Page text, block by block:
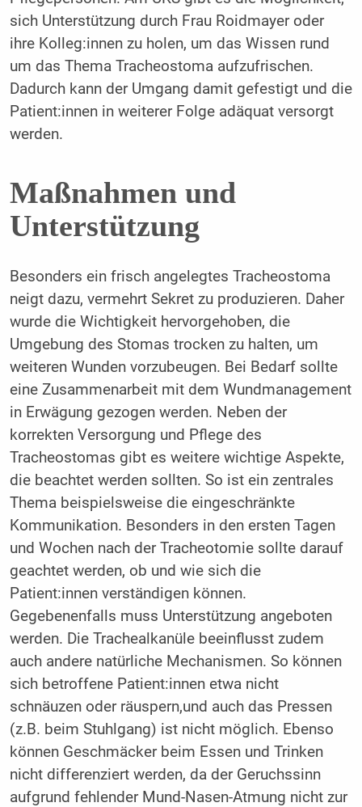
sich Unterstützung durch Frau Roidmayer oder
ihre Kolleg:innen zu holen, um das Wissen rund
um das Thema Tracheostoma aufzufrischen.
Dadurch kann der Umgang damit gefestigt und die
Patient:innen in weiterer Folge adäquat versorgt
werden.
Maßnahmen und
Unterstützung
Besonders ein frisch angelegtes Tracheostoma
neigt dazu, vermehrt Sekret zu produzieren. Daher
wurde die Wichtigkeit hervorgehoben, die
Umgebung des Stomas trocken zu halten, um
weiteren Wunden vorzubeugen. Bei Bedarf sollte
eine Zusammenarbeit mit dem Wundmanagement
in Erwägung gezogen werden. Neben der
korrekten Versorgung und Pflege des
Tracheostomas gibt es weitere wichtige Aspekte,
die beachtet werden sollten. So ist ein zentrales
Thema beispielsweise die eingeschränkte
Kommunikation. Besonders in den ersten Tagen
und Wochen nach der Tracheotomie sollte darauf
geachtet werden, ob und wie sich die
Patient:innen verständigen können.
Gegebenenfalls muss Unterstützung angeboten
werden. Die Trachealkanüle beeinflusst zudem
auch andere natürliche Mechanismen. So können
sich betroffene Patient:innen etwa nicht
schnäuzen oder räuspern,und auch das Pressen
(z.B. beim Stuhlgang) ist nicht möglich. Ebenso
können Geschmäcker beim Essen und Trinken
nicht differenziert werden, da der Geruchssinn
aufgrund fehlender Mund-Nasen-Atmung nicht zur